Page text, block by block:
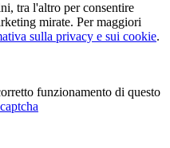
tra l'altro per consentire
mirate. Per maggiori
sulla privacy e sui cookie.
funzionamento di questo